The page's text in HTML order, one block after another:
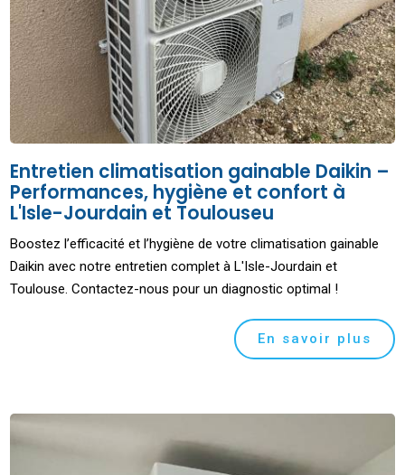
Entretien climatisation gainable Daikin –
Performances, hygiène et confort à
L'Isle-Jourdain et Toulouseu
Boostez l’efficacité et l’hygiène de votre climatisation gainable
Daikin avec notre entretien complet à L'Isle-Jourdain et
Toulouse. Contactez-nous pour un diagnostic optimal !
En savoir plus